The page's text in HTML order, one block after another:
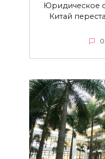
Юридическое
Китай
0